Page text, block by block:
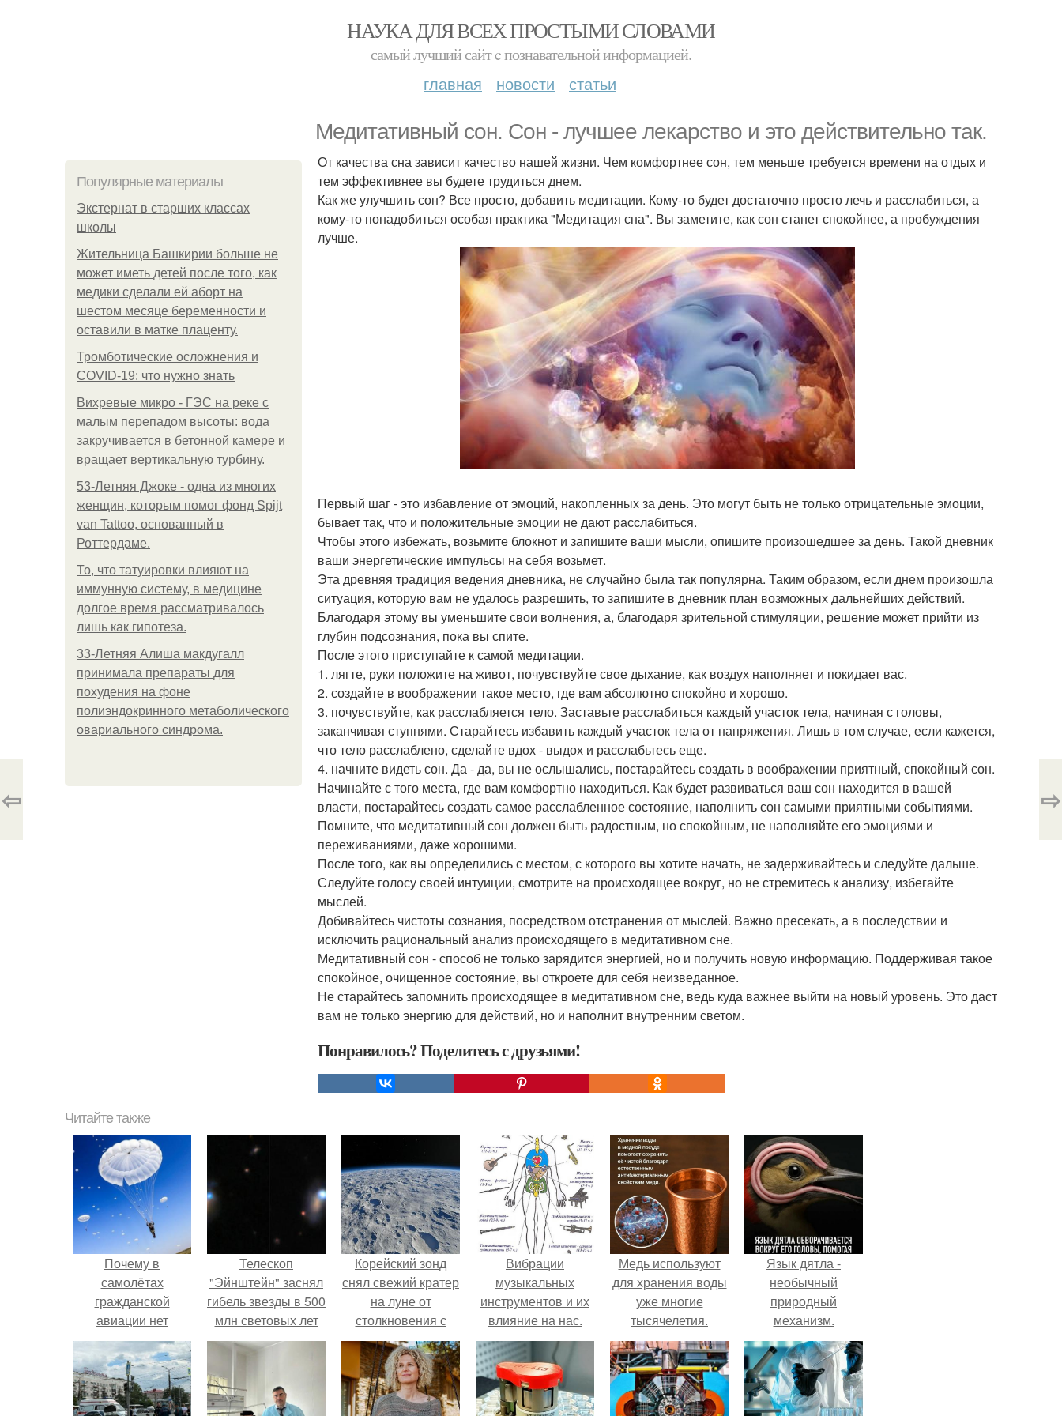
НАУКА ДЛЯ ВСЕХ ПРОСТЫМИ СЛОВАМИ
самый лучший сайт c познавательной информацией.
главная новости статьи
Медитативный сон. Сон - лучшее лекарство и это действительно так.
Популярные материалы
Экстернат в старших классах
школы
Жительница Башкирии больше не
может иметь детей после того, как
медики сделали ей аборт на
шестом месяце беременности и
оставили в матке плаценту.
Тромботические осложнения и
COVID-19: что нужно знать
Вихревые микро - ГЭС на реке с
малым перепадом высоты: вода
закручивается в бетонной камере и
вращает вертикальную турбину.
53-Летняя Джоке - одна из многих
женщин, которым помог фонд Spijt
van Tattoo, основанный в
Роттердаме.
То, что татуировки влияют на
иммунную систему, в медицине
долгое время рассматривалось
лишь как гипотеза.
33-Летняя Алиша макдугалл
принимала препараты для
похудения на фоне
полиэндокринного метаболического
овариального синдрома.
От качества сна зависит качество нашей жизни. Чем комфортнее сон, тем меньше требуется времени на отдых и
тем эффективнее вы будете трудиться днем.
Как же улучшить сон? Все просто, добавить медитации. Кому-то будет достаточно просто лечь и расслабиться, а
кому-то понадобиться особая практика "Медитация сна". Вы заметите, как сон станет спокойнее, а пробуждения
лучше.
Первый шаг - это избавление от эмоций, накопленных за день. Это могут быть не только отрицательные эмоции,
бывает так, что и положительные эмоции не дают расслабиться.
Чтобы этого избежать, возьмите блокнот и запишите ваши мысли, опишите произошедшее за день. Такой дневник
ваши энергетические импульсы на себя возьмет.
Эта древняя традиция ведения дневника, не случайно была так популярна. Таким образом, если днем произошла
ситуация, которую вам не удалось разрешить, то запишите в дневник план возможных дальнейших действий.
Благодаря этому вы уменьшите свои волнения, а, благодаря зрительной стимуляции, решение может прийти из
глубин подсознания, пока вы спите.
После этого приступайте к самой медитации.
1. лягте, руки положите на живот, почувствуйте свое дыхание, как воздух наполняет и покидает вас.
2. создайте в воображении такое место, где вам абсолютно спокойно и хорошо.
3. почувствуйте, как расслабляется тело. Заставьте расслабиться каждый участок тела, начиная с головы,
заканчивая ступнями. Старайтесь избавить каждый участок тела от напряжения. Лишь в том случае, если кажется,
что тело расслаблено, сделайте вдох - выдох и расслабьтесь еще.
4. начните видеть сон. Да - да, вы не ослышались, постарайтесь создать в воображении приятный, спокойный сон.
Начинайте с того места, где вам комфортно находиться. Как будет развиваться ваш сон находится в вашей
власти, постарайтесь создать самое расслабленное состояние, наполнить сон самыми приятными событиями.
Помните, что медитативный сон должен быть радостным, но спокойным, не наполняйте его эмоциями и
переживаниями, даже хорошими.
После того, как вы определились с местом, с которого вы хотите начать, не задерживайтесь и следуйте дальше.
Следуйте голосу своей интуиции, смотрите на происходящее вокруг, но не стремитесь к анализу, избегайте
мыслей.
Добивайтесь чистоты сознания, посредством отстранения от мыслей. Важно пресекать, а в последствии и
исключить рациональный анализ происходящего в медитативном сне.
Медитативный сон - способ не только зарядится энергией, но и получить новую информацию. Поддерживая такое
спокойное, очищенное состояние, вы откроете для себя неизведанное.
Не старайтесь запомнить происходящее в медитативном сне, ведь куда важнее выйти на новый уровень. Это даст
вам не только энергию для действий, но и наполнит внутренним светом.
Понравилось? Поделитесь с друзьями!
⇦ ⇨
Читайте также
Почему в
самолётах
гражданской
авиации нет
парашютов?
Телескоп
"Эйнштейн" заснял
гибель звезды в 500
млн световых лет
от земли.
Корейский зонд
снял свежий кратер
на луне от
столкновения с
обломком Falcon 9.
Вибрации
музыкальных
инструментов и их
влияние на нас.
Медь используют
для хранения воды
уже многие
тысячелетия.
Язык дятла -
необычный
природный
механизм.